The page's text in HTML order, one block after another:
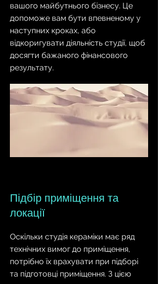
вашого майбутнього бізнесу. Це
допоможе вам бути впевненому у
наступних кроках, або
відкоригувати діяльність студії, щоб
досягти бажаного фінансового
результату.
Підбір приміщення та
локації
Оскільки студія кераміки має ряд
технічних вимог до приміщення,
потрібно їх врахувати при підборі
та підготовці приміщення. З цією